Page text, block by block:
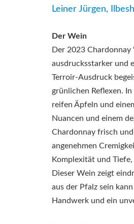
Leiner Jürgen,
Der Wein
Der 2023
ausdrucksstarker und
Terroir-Ausdruck
grünlichen Reflexen.
reifen Äpfeln und
Nuancen und einem
Chardonnay frisch
angenehmen
Komplexität und
Dieser Wein zeigt
aus der Pfalz sein
Handwerk und ein